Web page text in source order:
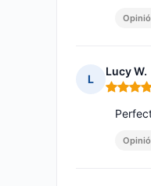
L
Lucy W.
Nota: 5